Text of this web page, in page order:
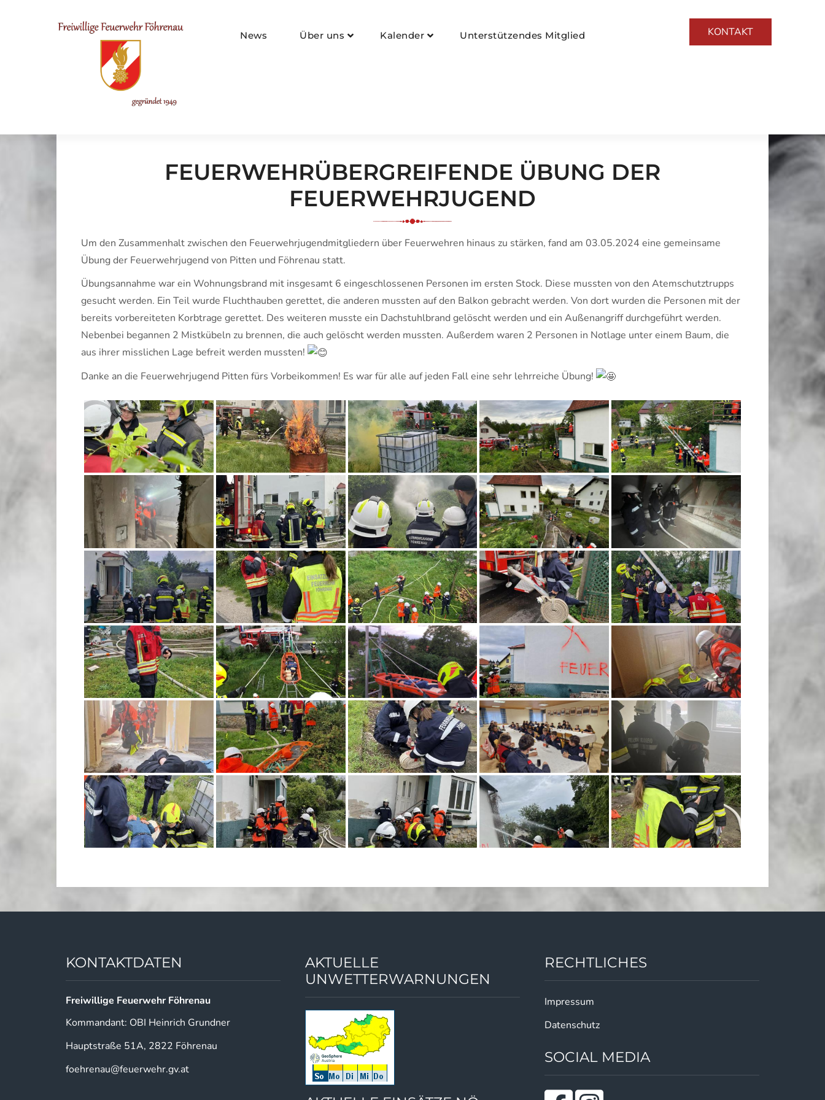
FF Föhrenau
News Über uns Kalender Unterstützendes Mitglied KONTAKT
FEUERWEHRÜBERGREIFENDE ÜBUNG DER
FEUERWEHRJUGEND
Um den Zusammenhalt zwischen den Feuerwehrjugendmitgliedern über Feuerwehren hinaus zu stärken, fand am 03.05.2024 eine gemeinsame
Übung der Feuerwehrjugend von Pitten und Föhrenau statt.
Übungsannahme war ein Wohnungsbrand mit insgesamt 6 eingeschlossenen Personen im ersten Stock. Diese mussten von den Atemschutztrupps
gesucht werden. Ein Teil wurde Fluchthauben gerettet, die anderen mussten auf den Balkon gebracht werden. Von dort wurden die Personen mit der
bereits vorbereiteten Korbtrage gerettet. Des weiteren musste ein Dachstuhlbrand gelöscht werden und ein Außenangriff durchgeführt werden.
Nebenbei begannen 2 Mistkübeln zu brennen, die auch gelöscht werden mussten. Außerdem waren 2 Personen in Notlage unter einem Baum, die
aus ihrer misslichen Lage befreit werden mussten!
Danke an die Feuerwehrjugend Pitten fürs Vorbeikommen! Es war für alle auf jeden Fall eine sehr lehrreiche Übung!
KONTAKTDATEN
Freiwillige Feuerwehr Föhrenau
Kommandant: OBI Heinrich Grundner
Hauptstraße 51A, 2822 Föhrenau
foehrenau@feuerwehr.gv.at
AKTUELLE
UNWETTERWARNUNGEN
RECHTLICHES
Impressum
Datenschutz
SOCIAL MEDIA